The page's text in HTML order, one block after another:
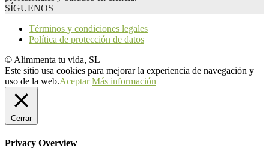
SÍGUENOS
Términos y condiciones legales
Política de protección de datos
© Alimmenta tu vida, SL
Este sitio usa cookies para mejorar la experiencia de navegación y
uso de la web.Aceptar Más información
Cerrar
Privacy Overview